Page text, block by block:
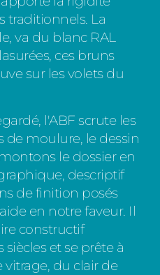
traditionnels. La
va du blanc RAL
ces bruns
sur les volets du
l'ABF scrute les
de moulure, le dessin
le dossier en
descriptif
de finition posés
en notre faveur. Il
constructif
et se prête à
vitrage, du clair de